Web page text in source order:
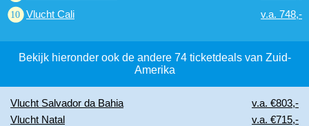
Vlucht Cali
v.a. 748,-
Bekijk hieronder ook de andere 74 ticketdeals van Zuid-
Amerika
Vlucht Salvador da Bahia
v.a. €803,-
Vlucht Natal
v.a. €715,-